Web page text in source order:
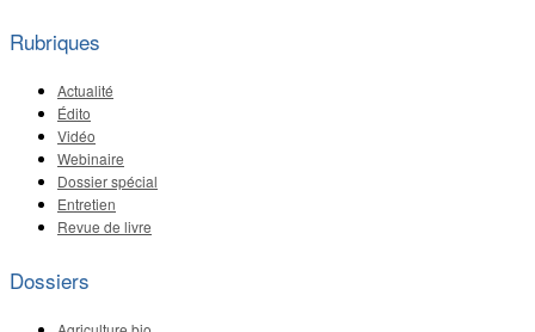
Rubriques
Actualité
Édito
Vidéo
Webinaire
Dossier spécial
Entretien
Revue de livre
Dossiers